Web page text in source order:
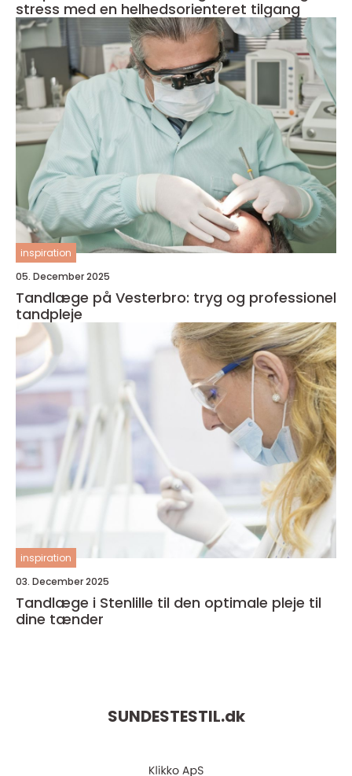
stress med en helhedsorienteret tilgang
inspiration
05. December 2025
Tandlæge på Vesterbro: tryg og professionel
tandpleje
inspiration
03. December 2025
Tandlæge i Stenlille til den optimale pleje til
dine tænder
SUNDESTESTIL.dk